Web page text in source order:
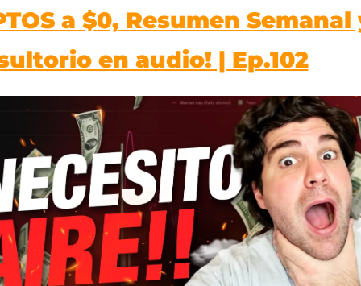
a $0, Resumen Semanal
en audio! | Ep.102